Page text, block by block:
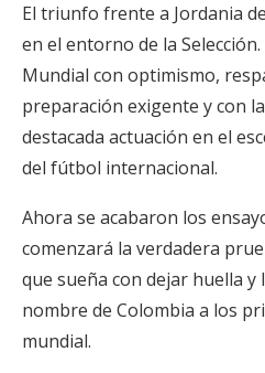
El triunfo frente a Jordania
en el entorno de la
Mundial con optimismo,
preparación exigente y con
destacada actuación en el
del fútbol internacional.
Ahora se acabaron los
comenzará la verdadera
que sueña con dejar huella y
nombre de Colombia a los
mundial.